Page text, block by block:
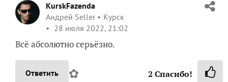
KurskFazenda
Андрей Seller
Курск
28 июля 2022, 21:02
Всё абсолютно серьёзно.
Ответить ✿ 2 Спасибо!